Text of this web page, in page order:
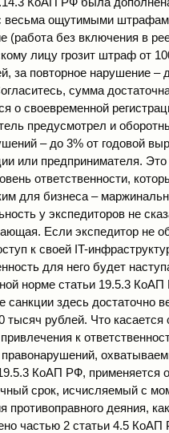
весьма ощутимыми
(работа без включения в
лицу грозит штраф от
за повторное нарушение –
сумма
о своевременной
предусмотрел и
– до 3% от годовой
или предпринимателя.
ответственности,
для бизнеса –
у экспедиторов не
Если экспедитор не
к своей IT-
для него будет
норме статьи 19.5.3
санкции здесь достаточно
тысяч рублей. Что касается
к
КоАП РФ, применяется
срок, исчисляемый с
противоправного деяния,
частью 2 статьи 4.5 КоАП